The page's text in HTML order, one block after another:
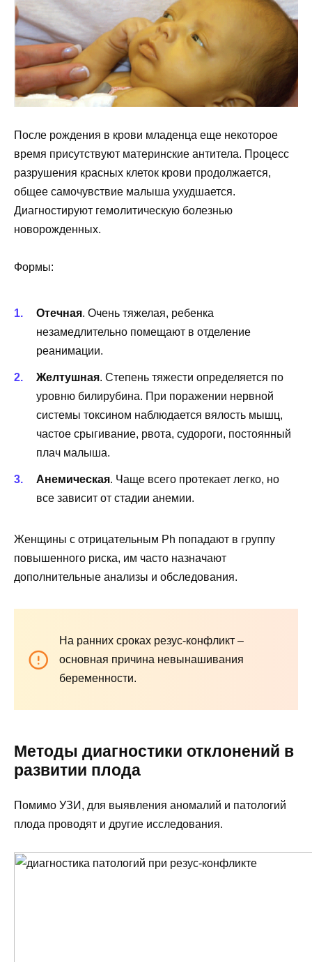
После рождения в крови младенца еще некоторое
время присутствуют материнские антитела. Процесс
разрушения красных клеток крови продолжается,
общее самочувствие малыша ухудшается.
Диагностируют гемолитическую болезнью
новорожденных.
Формы:
Отечная. Очень тяжелая, ребенка
незамедлительно помещают в отделение
реанимации.
Желтушная. Степень тяжести определяется по
уровню билирубина. При поражении нервной
системы токсином наблюдается вялость мышц,
частое срыгивание, рвота, судороги, постоянный
плач малыша.
Анемическая. Чаще всего протекает легко, но
все зависит от стадии анемии.
Женщины с отрицательным Ph попадают в группу
повышенного риска, им часто назначают
дополнительные анализы и обследования.
На ранних сроках резус-конфликт –
основная причина невынашивания
беременности.
Методы диагностики отклонений в
развитии плода
Помимо УЗИ, для выявления аномалий и патологий
плода проводят и другие исследования.